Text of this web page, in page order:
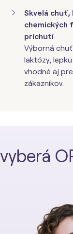
Skvelá chuť,
chemických
príchutí
Výborná
laktózy,
vhodné aj
zákazníkov.